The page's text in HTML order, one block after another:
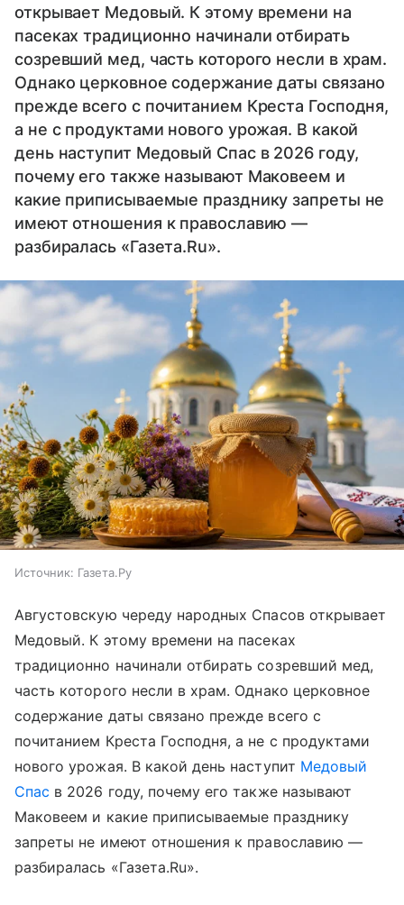
открывает Медовый. К этому времени на
пасеках традиционно начинали отбирать
созревший мед, часть которого несли в храм.
Однако церковное содержание даты связано
прежде всего с почитанием Креста Господня,
а не с продуктами нового урожая. В какой
день наступит Медовый Спас в 2026 году,
почему его также называют Маковеем и
какие приписываемые празднику запреты не
имеют отношения к православию —
разбиралась «Газета.Ru».
Источник: Газета.Ру
Августовскую череду народных Спасов открывает
Медовый. К этому времени на пасеках
традиционно начинали отбирать созревший мед,
часть которого несли в храм. Однако церковное
содержание даты связано прежде всего с
почитанием Креста Господня, а не с продуктами
нового урожая. В какой день наступит Медовый
Спас в 2026 году, почему его также называют
Маковеем и какие приписываемые празднику
запреты не имеют отношения к православию —
разбиралась «Газета.Ru».